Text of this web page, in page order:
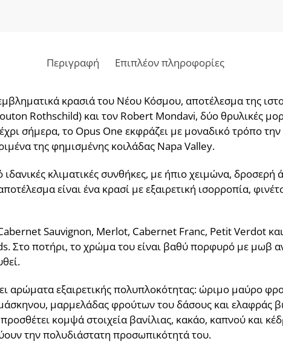
Περιγραφή Επιπλέον πληροφορίες
κρασιά του Νέου Κόσμου, αποτέλεσμα της
Rothschild) και τον Robert Mondavi, δύο θρυλικές
σήμερα, το Opus One εκφράζει με μοναδικό τρόπο
της φημισμένης κοιλάδας Napa Valley.
κλιματικές συνθήκες, με ήπιο χειμώνα, δροσερή
είναι ένα κρασί με εξαιρετική ισορροπία,
Sauvignon, Merlot, Cabernet Franc, Petit Verdot
ποτήρι, το χρώμα του είναι βαθύ πορφυρό με μωβ
αρώματα εξαιρετικής πολυπλοκότητας: ώριμο μαύρο
μαρμελάδας φρούτων του δάσους και ελαφράς
κομψά στοιχεία βανίλιας, κακάο, καπνού και
την πολυδιάστατη προσωπικότητά του.